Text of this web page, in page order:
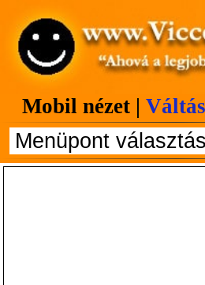
Mobil nézet |